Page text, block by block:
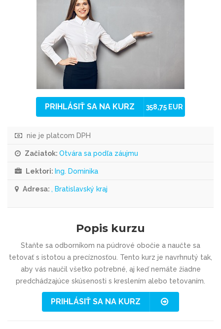
PRIHLÁSIŤ SA NA KURZ 358,75 EUR
nie je platcom DPH
Začiatok: Otvára sa podľa záujmu
Lektori: Ing. Dominika
Adresa: , Bratislavský kraj
Popis kurzu
Staňte sa odborníkom na púdrové obočie a naučte sa
tetovať s istotou a precíznosťou. Tento kurz je navrhnutý tak,
aby vás naučil všetko potrebné, aj keď nemáte žiadne
predchádzajúce skúsenosti s kreslením alebo tetovaním.
PRIHLÁSIŤ SA NA KURZ